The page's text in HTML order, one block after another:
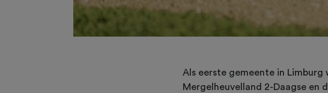
Als eerste gemeente in
Mergelheuvelland 2-Daagse en